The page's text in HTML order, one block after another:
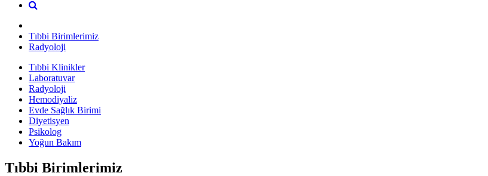
Tıbbi Birimlerimiz
Radyoloji
Tıbbi Klinikler
Laboratuvar
Radyoloji
Hemodiyaliz
Evde Sağlık Birimi
Diyetisyen
Psikolog
Yoğun Bakım
Tıbbi Birimlerimiz